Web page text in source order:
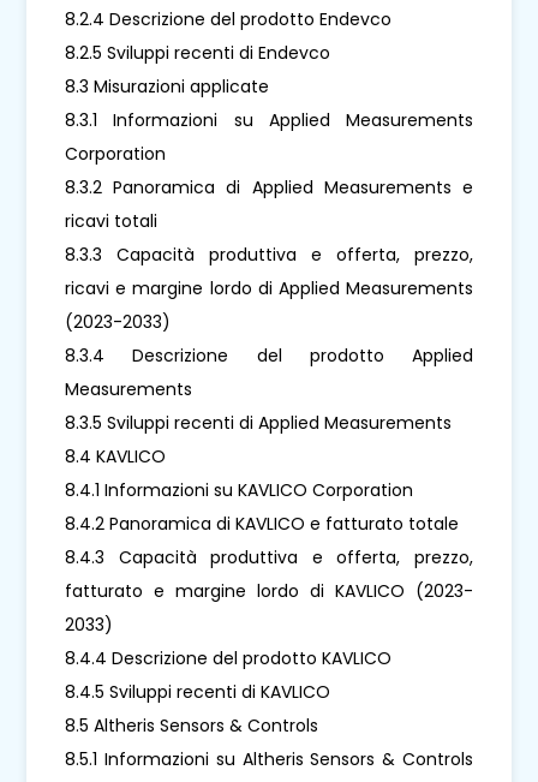
8.2.4 Descrizione del prodotto Endevco
8.2.5 Sviluppi recenti di Endevco
8.3 Misurazioni applicate
8.3.1 Informazioni su Applied Measurements
Corporation
8.3.2 Panoramica di Applied Measurements e
ricavi totali
8.3.3 Capacità produttiva e offerta, prezzo,
ricavi e margine lordo di Applied Measurements
(2023-2033)
8.3.4 Descrizione del prodotto Applied
Measurements
8.3.5 Sviluppi recenti di Applied Measurements
8.4 KAVLICO
8.4.1 Informazioni su KAVLICO Corporation
8.4.2 Panoramica di KAVLICO e fatturato totale
8.4.3 Capacità produttiva e offerta, prezzo,
fatturato e margine lordo di KAVLICO (2023-
2033)
8.4.4 Descrizione del prodotto KAVLICO
8.4.5 Sviluppi recenti di KAVLICO
8.5 Altheris Sensors & Controls
8.5.1 Informazioni su Altheris Sensors & Controls